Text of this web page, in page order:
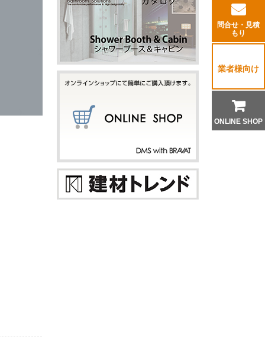
問合せ・見積
もり
業者様向け
ONLINE SHOP